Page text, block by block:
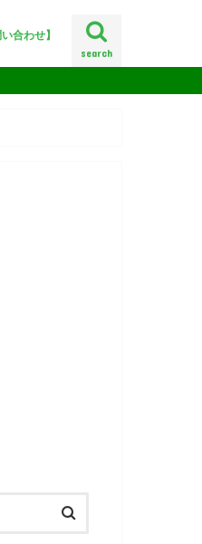
search
い合わせ】